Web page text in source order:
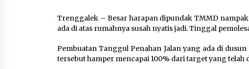
KKM Universitas Bina Bangsa
Pendampingan Pembuatan
Spanduk Sebagai Upaya
Trenggalek – Besar harapan dipundak TMMD
ada di atas rumahnya susah nyatis jadi. Tinggal
Pembuatan Tanggul Penahan Jalan yang ada di
tersebut hamper mencapai 100% dari target yang telah